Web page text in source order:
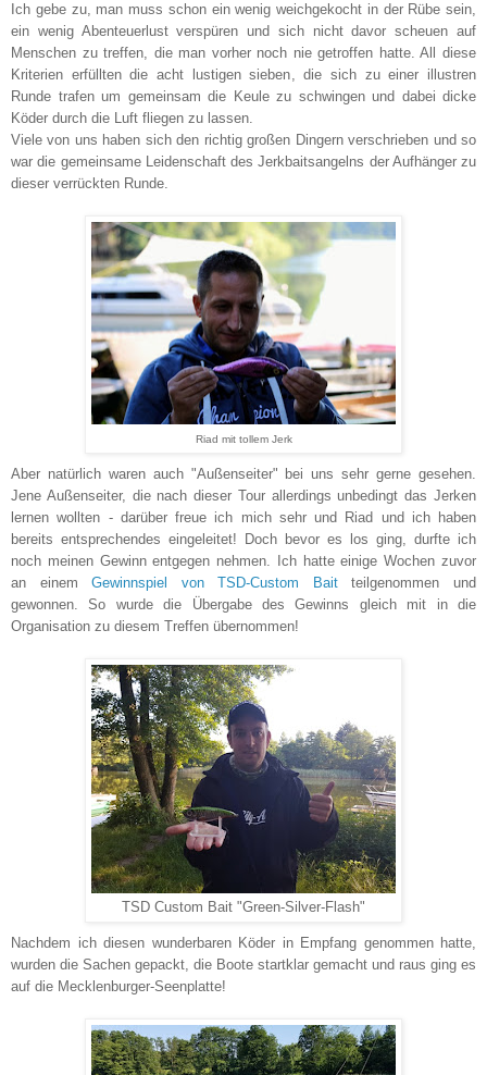
Ich gebe zu, man muss schon ein wenig weichgekocht in der Rübe sein,
ein wenig Abenteuerlust verspüren und sich nicht davor scheuen auf
Menschen zu treffen, die man vorher noch nie getroffen hatte. All diese
Kriterien erfüllten die acht lustigen sieben, die sich zu einer illustren
Runde trafen um gemeinsam die Keule zu schwingen und dabei dicke
Köder durch die Luft fliegen zu lassen.
Viele von uns haben sich den richtig großen Dingern verschrieben und so
war die gemeinsame Leidenschaft des Jerkbaitsangelns der Aufhänger zu
dieser verrückten Runde.
Riad mit tollem Jerk
Aber natürlich waren auch "Außenseiter" bei uns sehr gerne gesehen.
Jene Außenseiter, die nach dieser Tour allerdings unbedingt das Jerken
lernen wollten - darüber freue ich mich sehr und Riad und ich haben
bereits entsprechendes eingeleitet! Doch bevor es los ging, durfte ich
noch meinen Gewinn entgegen nehmen. Ich hatte einige Wochen zuvor
an einemGewinnspiel von TSD-Custom Baitteilgenommen und
gewonnen. So wurde die Übergabe des Gewinns gleich mit in die
Organisation zu diesem Treffen übernommen!
TSD Custom Bait "Green-Silver-Flash"
Nachdem ich diesen wunderbaren Köder in Empfang genommen hatte,
wurden die Sachen gepackt, die Boote startklar gemacht und raus ging es
auf die Mecklenburger-Seenplatte!